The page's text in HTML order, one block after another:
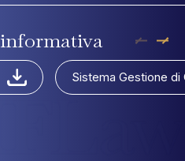
informativa
Sistema Gestione di